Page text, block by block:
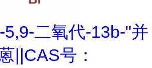
二氧代-13b-"并
||CAS号：